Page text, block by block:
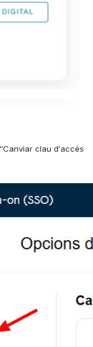
clau d’accés